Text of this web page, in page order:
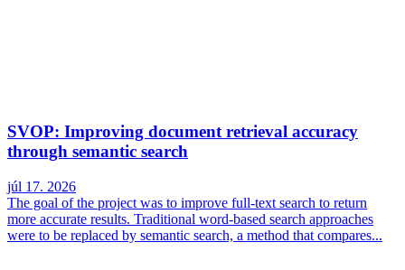
SVOP: Improving document retrieval accuracy
through semantic search
júl 17. 2026
The goal of the project was to improve full-text search to return
more accurate results. Traditional word-based search approaches
were to be replaced by semantic search, a method that compares...